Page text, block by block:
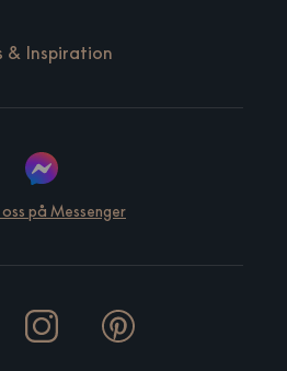
& Inspiration
på Messenger